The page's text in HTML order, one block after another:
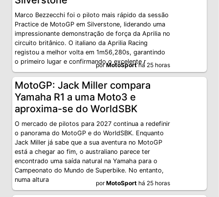
Marco Bezzecchi foi o piloto mais rápido da sessão
Practice de MotoGP em Silverstone, liderando uma
impressionante demonstração de força da Aprilia no
circuito britânico. O italiano da Aprilia Racing
registou a melhor volta em 1m56,280s, garantindo
o primeiro lugar e confirmando o excelente r
porMotoSporthá 25 horas
MotoGP: Jack Miller compara
Yamaha R1 a uma Moto3 e
aproxima-se do WorldSBK
O mercado de pilotos para 2027 continua a redefinir
o panorama do MotoGP e do WorldSBK. Enquanto
Jack Miller já sabe que a sua aventura no MotoGP
está a chegar ao fim, o australiano parece ter
encontrado uma saída natural na Yamaha para o
Campeonato do Mundo de Superbike. No entanto,
numa altura
porMotoSport há 25 horas